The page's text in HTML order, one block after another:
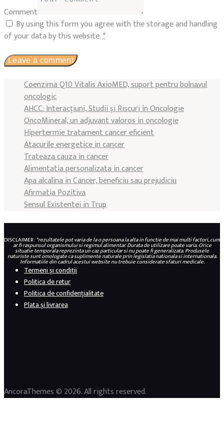
Comment
By using this form you agree with the storage and handling
of your data by this website.*
Coenzima Q10 Vitalis AxioMED, suport pentru bolnavul
oncologic
AHCC: Interacțiuni, Studii și Riscuri în Oncologie
OncoMineral, un adjuvant valoros in oncologie
Hipertermie tratament cancer eficient
Atacurile energetice in cancer
Trateaza cauza in cancer
Alimentatia personalizata in cancer
Apa alcalina in Cancer, beneficiu sau prejudiciu
Afirmatia Pozitiva
Sensul Existentei in Trup
DISCLAIMER: *rezultatele pot varia de la o persoana la alta in functie de mai multi factori, cum
ar fi raspunsul organismului si regimul alimentar. Durata de utilizare poate varia. Orice
situatie temporala reprezinta un caz particular si nu poate fi generalizata. Produsele
naturiste sunt omologate ca suplimente naturale prin legislatia nationala si internationala.
Informatiile din cadrul acestui website nu trebuie considerate sfaturi medicale.
Termeni și condiții
Politica de retur
Politica de confidențialitate
Plata și livrarea
AncoraThemes © 2026. All rights reserved.